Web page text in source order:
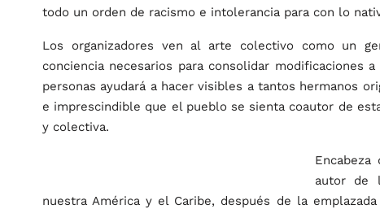
todo un orden de racismo e intolerancia para con lo
Los organizadores ven al arte colectivo como un
conciencia necesarios para consolidar
personas ayudará a hacer visibles a tantos hermanos
e imprescindible que el pueblo se sienta coautor de
y colectiva.
autor de
nuestra América y el Caribe, después de la